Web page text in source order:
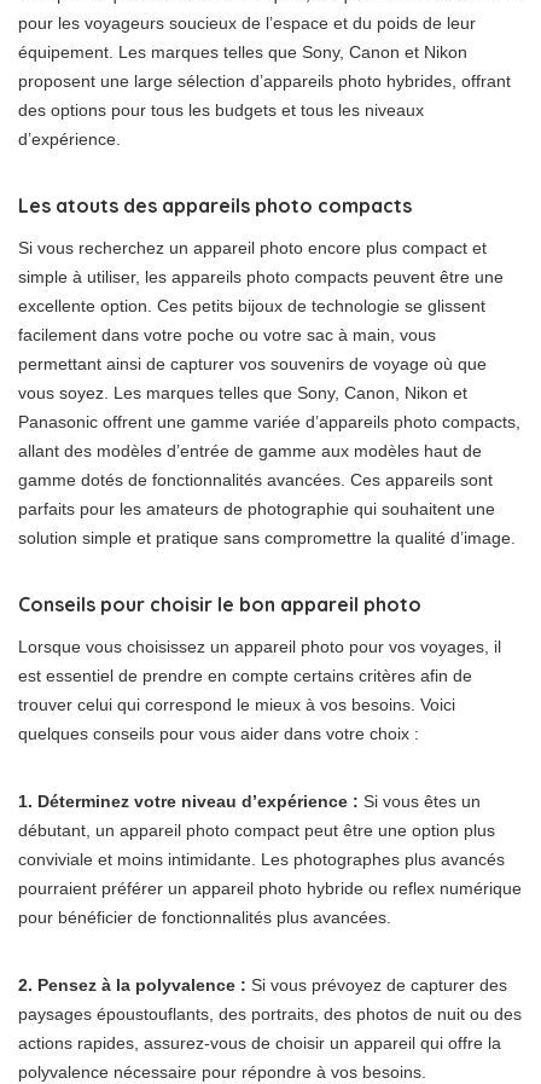
pour les voyageurs soucieux de l’espace et du poids de leur
équipement. Les marques telles que Sony, Canon et Nikon
proposent une large sélection d’appareils photo hybrides, offrant
des options pour tous les budgets et tous les niveaux
d’expérience.
Les atouts des appareils photo compacts
Si vous recherchez un appareil photo encore plus compact et
simple à utiliser, les appareils photo compacts peuvent être une
excellente option. Ces petits bijoux de technologie se glissent
facilement dans votre poche ou votre sac à main, vous
permettant ainsi de capturer vos souvenirs de voyage où que
vous soyez. Les marques telles que Sony, Canon, Nikon et
Panasonic offrent une gamme variée d’appareils photo compacts,
allant des modèles d’entrée de gamme aux modèles haut de
gamme dotés de fonctionnalités avancées. Ces appareils sont
parfaits pour les amateurs de photographie qui souhaitent une
solution simple et pratique sans compromettre la qualité d’image.
Conseils pour choisir le bon appareil photo
Lorsque vous choisissez un appareil photo pour vos voyages, il
est essentiel de prendre en compte certains critères afin de
trouver celui qui correspond le mieux à vos besoins. Voici
quelques conseils pour vous aider dans votre choix :
1. Déterminez votre niveau d’expérience : Si vous êtes un
débutant, un appareil photo compact peut être une option plus
conviviale et moins intimidante. Les photographes plus avancés
pourraient préférer un appareil photo hybride ou reflex numérique
pour bénéficier de fonctionnalités plus avancées.
2. Pensez à la polyvalence : Si vous prévoyez de capturer des
paysages époustouflants, des portraits, des photos de nuit ou des
actions rapides, assurez-vous de choisir un appareil qui offre la
polyvalence nécessaire pour répondre à vos besoins.